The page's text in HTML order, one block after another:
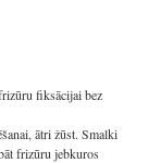
fiksācijai bez
ātri žūst. Smalki
frizūru jebkuros